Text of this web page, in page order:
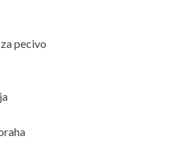
pecivo